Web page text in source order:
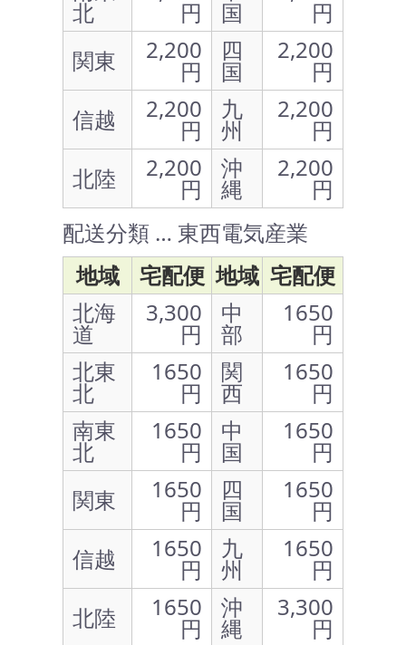
北 円 国
円
関東
2,200
円
四
国
2,200
円
信越
2,200
円
九
州
2,200
円
北陸
2,200
円
沖
縄
2,200
円
配送分類 … 東西電気産業
地域
宅配便 地域 宅配便
北海
道
3,300
円
中
部
1650
円
北東
北
1650
円
関
西
1650
円
南東
北
1650
円
中
国
1650
円
関東
1650
円
四
国
1650
円
信越
1650
円
九
州
1650
円
北陸
1650
円
沖
縄
3,300
円